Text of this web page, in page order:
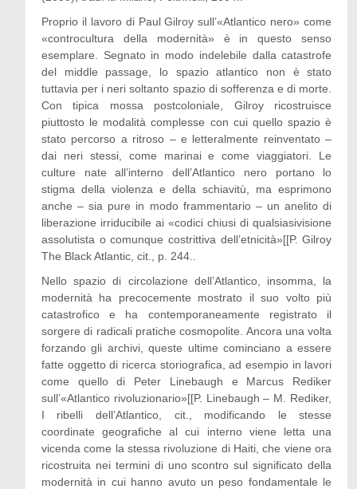
Proprio il lavoro di Paul Gilroy sull’«Atlantico nero» come
«controcultura della modernità» è in questo senso
esemplare. Segnato in modo indelebile dalla catastrofe
del middle passage, lo spazio atlantico non è stato
tuttavia per i neri soltanto spazio di sofferenza e di morte.
Con tipica mossa postcoloniale, Gilroy ricostruisce
piuttosto le modalità complesse con cui quello spazio è
stato percorso a ritroso – e letteralmente reinventato –
dai neri stessi, come marinai e come viaggiatori. Le
culture nate all’interno dell’Atlantico nero portano lo
stigma della violenza e della schiavitù, ma esprimono
anche – sia pure in modo frammentario – un anelito di
liberazione irriducibile ai «codici chiusi di qualsiasivisione
assolutista o comunque costrittiva dell’etnicità»[[P. Gilroy
The Black Atlantic, cit., p. 244..
Nello spazio di circolazione dell’Atlantico, insomma, la
modernità ha precocemente mostrato il suo volto più
catastrofico e ha contemporaneamente registrato il
sorgere di radicali pratiche cosmopolite. Ancora una volta
forzando gli archivi, queste ultime cominciano a essere
fatte oggetto di ricerca storiografica, ad esempio in lavori
come quello di Peter Linebaugh e Marcus Rediker
sull’«Atlantico rivoluzionario»[[P. Linebaugh – M. Rediker,
I ribelli dell’Atlantico, cit., modificando le stesse
coordinate geografiche al cui interno viene letta una
vicenda come la stessa rivoluzione di Haiti, che viene ora
ricostruita nei termini di uno scontro sul significato della
modernità in cui hanno avuto un peso fondamentale le